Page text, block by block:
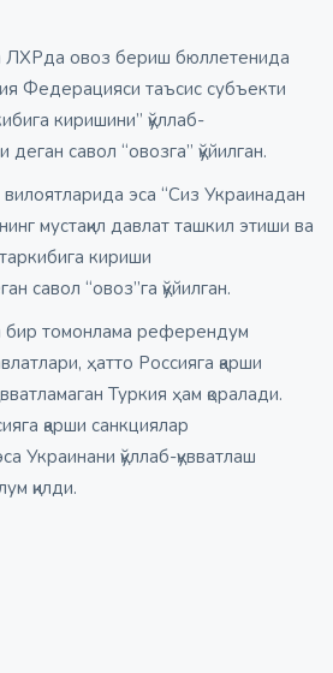
ЛХРда овоз бериш бюллетенида
Федерацияси таъсис субъекти
киришини” қўллаб-
деган савол “овозга” қўйилган.
эса “Сиз Украинадан
мустақил давлат ташкил этиши ва
кириши
савол “овоз”га қўйилган.
бир томонлама референдум
ҳатто Россияга қарши
Туркия ҳам қоралади.
қарши санкциялар
Украинани қўллаб-қувватлаш
қилди.